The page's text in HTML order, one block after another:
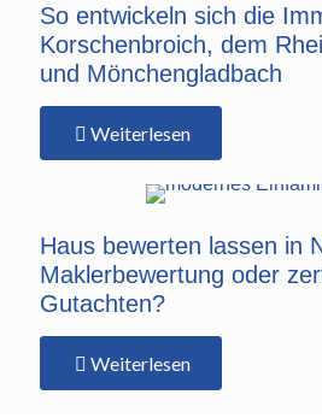
So entwickeln sich die
Korschenbroich, dem
und Mönchengladbach
Weiterlesen
Haus bewerten lassen in
Maklerbewertung oder
Gutachten?
Weiterlesen